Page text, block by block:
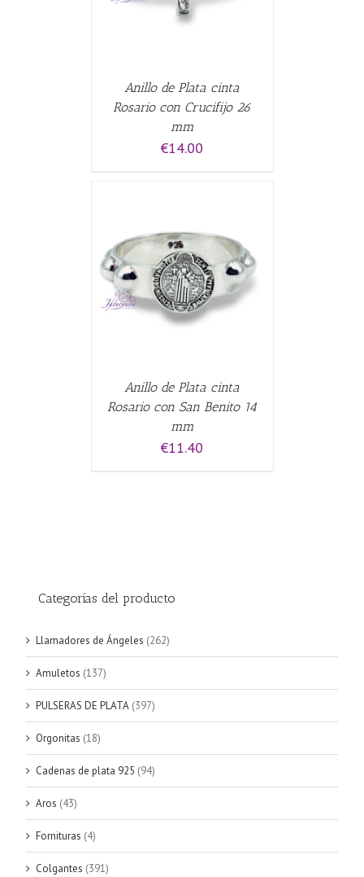
Anillo de Plata cinta
Rosario con Crucifijo 26
mm
€14.00
Anillo de Plata cinta
Rosario con San Benito 14
mm
€11.40
Categorías del producto
Llamadores de Ángeles (262)
Amuletos (137)
PULSERAS DE PLATA (397)
Orgonitas (18)
Cadenas de plata 925 (94)
Aros (43)
Fornituras (4)
Colgantes (391)